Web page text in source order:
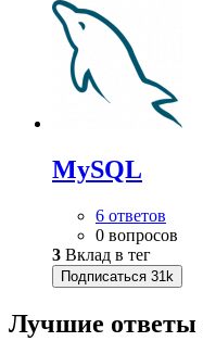
MySQL
6 ответов
0 вопросов
3 Вклад в тег
Подписаться 31k
Лучшие ответы